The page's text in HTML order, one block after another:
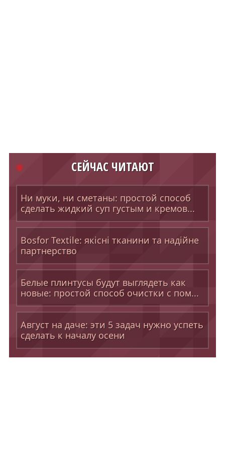
СЕЙЧАС ЧИТАЮТ
Ни муки, ни сметаны: простой способ
сделать жидкий суп густым и кремов...
Bosfor Textile: якісні тканини та надійне
партнерство
Белые плинтусы будут выглядеть как
новые: простой способ очистки с пом...
Август на даче: эти 5 задач нужно успеть
сделать к началу осени